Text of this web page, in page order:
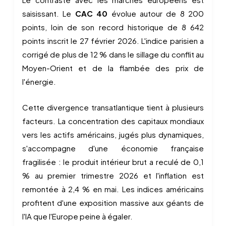
saisissant. Le CAC 40 évolue autour de 8 200
points, loin de son record historique de 8 642
points inscrit le 27 février 2026. L'indice parisien a
corrigé de plus de 12 % dans le sillage du conflit au
Moyen-Orient et de la flambée des prix de
l'énergie.
Cette divergence transatlantique tient à plusieurs
facteurs. La concentration des capitaux mondiaux
vers les actifs américains, jugés plus dynamiques,
s'accompagne d'une économie française
fragilisée : le produit intérieur brut a reculé de 0,1
% au premier trimestre 2026 et l'inflation est
remontée à 2,4 % en mai. Les indices américains
profitent d'une exposition massive aux géants de
l'IA que l'Europe peine à égaler.